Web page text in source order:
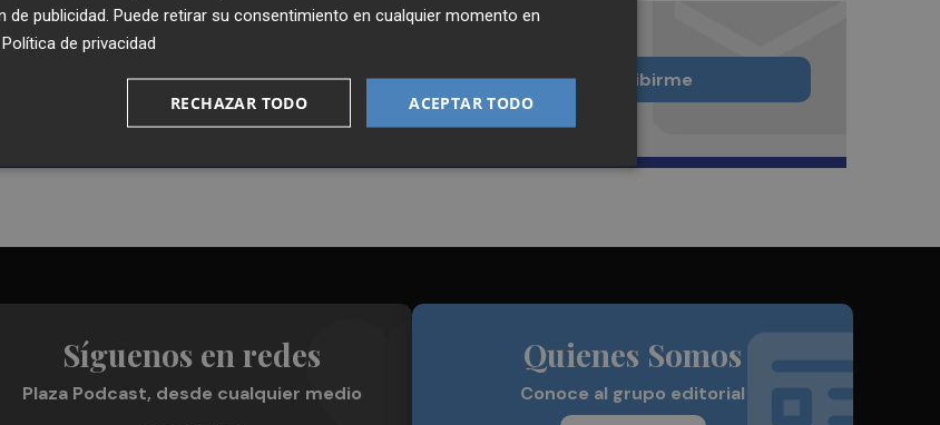
toda la actualidad de
Plaza Podcast en tu correo
Quiero suscribirme
Síguenos en redes
Plaza Podcast, desde cualquier medio
Quienes Somos
Conoce al grupo editorial
de publicidad . Puede retirar su consentimiento en cualquier momento en
Política de privacidad
ACEPTAR TODO
RECHAZAR TODO